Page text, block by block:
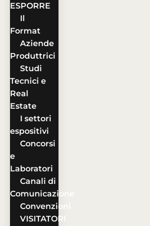
ESPORRE
Il
Format
Aziende
Produttrici
Studi
Tecnici e
Real
Estate
I settori
espositivi
Concorsi
e
Laboratori
Canali di
Comunicazione
Convenzioni
VISITATORI